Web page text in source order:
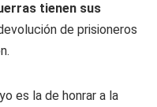
tienen sus
de prisioneros
es la de honrar a la